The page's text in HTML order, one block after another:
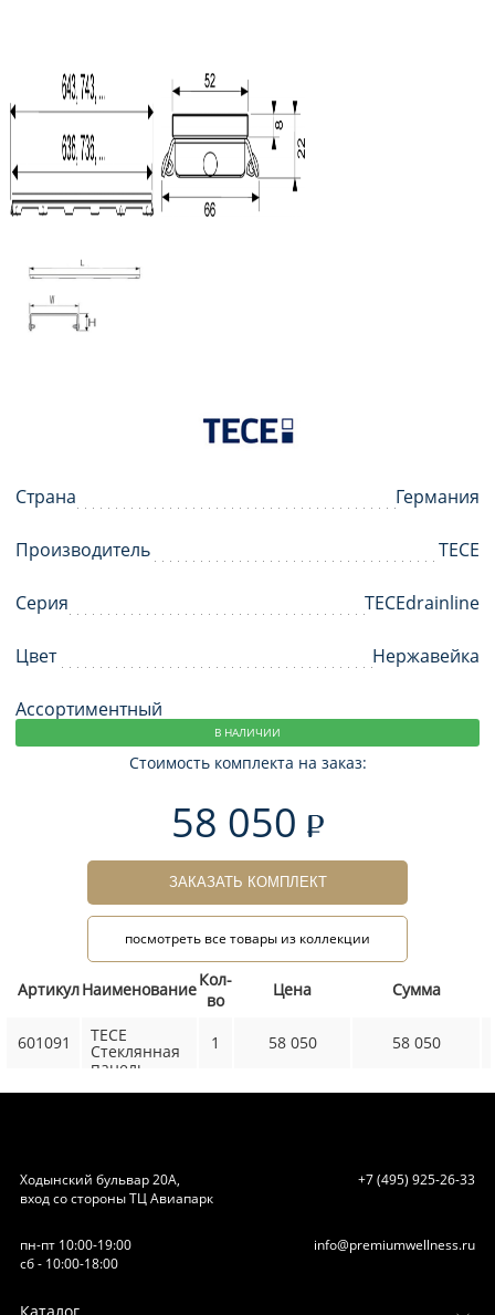
Страна Германия
Производитель TECE
Серия TECEdrainline
Цвет Нержавейка
Ассортиментный
В НАЛИЧИИ
Стоимость комплекта на заказ:
58 050
ЗАКАЗАТЬ КОМПЛЕКТ
посмотреть все товары из коллекции
АртикулНаименованиеКол-
во
Цена Сумма
601091 TECE
Стеклянная
панель
1 58 050 58 050
Ходынский бульвар 20А,
вход со стороны ТЦ Авиапарк
+7 (495) 925-26-33
пн-пт 10:00-19:00
сб - 10:00-18:00
info@premiumwellness.ru